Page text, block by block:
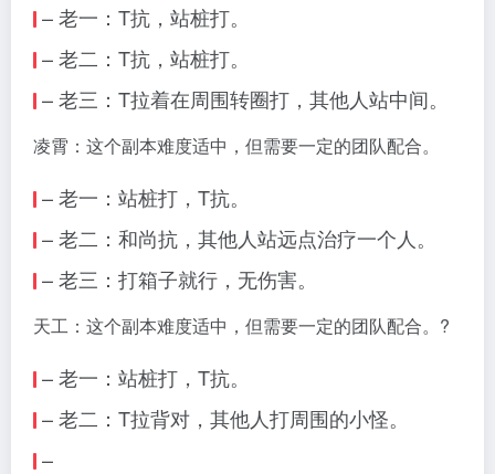
– 老一：T抗，站桩打。
– 老二：T抗，站桩打。
– 老三：T拉着在周围转圈打，其他人站中间。
凌霄：这个副本难度适中，但需要一定的团队配合。
– 老一：站桩打，T抗。
– 老二：和尚抗，其他人站远点治疗一个人。
– 老三：打箱子就行，无伤害。
天工：这个副本难度适中，但需要一定的团队配合。?
– 老一：站桩打，T抗。
– 老二：T拉背对，其他人打周围的小怪。
–